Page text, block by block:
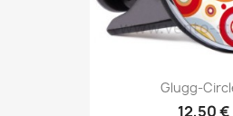
Glugg-
12,50 €